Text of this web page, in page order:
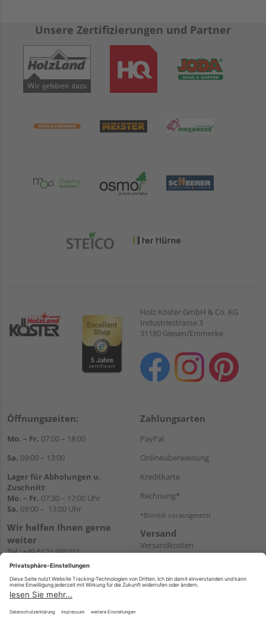
Unsere Zertifizierungen und Partner
Holz Köster GmbH & Co. KG
Industriestrasse 3
31180 Giesen/Emmerke
Öffnungszeiten:
Mo. – Fr. 07:00 – 18:00
Sa. 09:00 – 13:00
Lager für Abholungen u.
Zuschnitt
Mo. – Fr. 07:30 – 17:00 Uhr
Sa. 09:00 – 13:00 Uhr
Wir helfen Ihnen gerne
weiter
Tel.:+49 5121 930211
E-Mail:holzlandshop@holzland-
Newsletter
Zahlungsarten
PayPal
Onlineüberweisung
Kreditkarte
Rechnung*
*Bonität vorausgesetzt
Versand
Versandkosten